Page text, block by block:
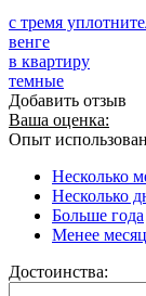
с тремя
венге
в квартиру
темные
Добавить отзыв
Ваша оценка:
Опыт
Несколько
Несколько
Больше года
Менее
Достоинства: